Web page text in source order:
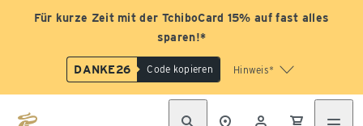
Für kurze Zeit mit der TchiboCard 15% auf fast alles
sparen!*
DANKE26 Code kopieren Hinweis*